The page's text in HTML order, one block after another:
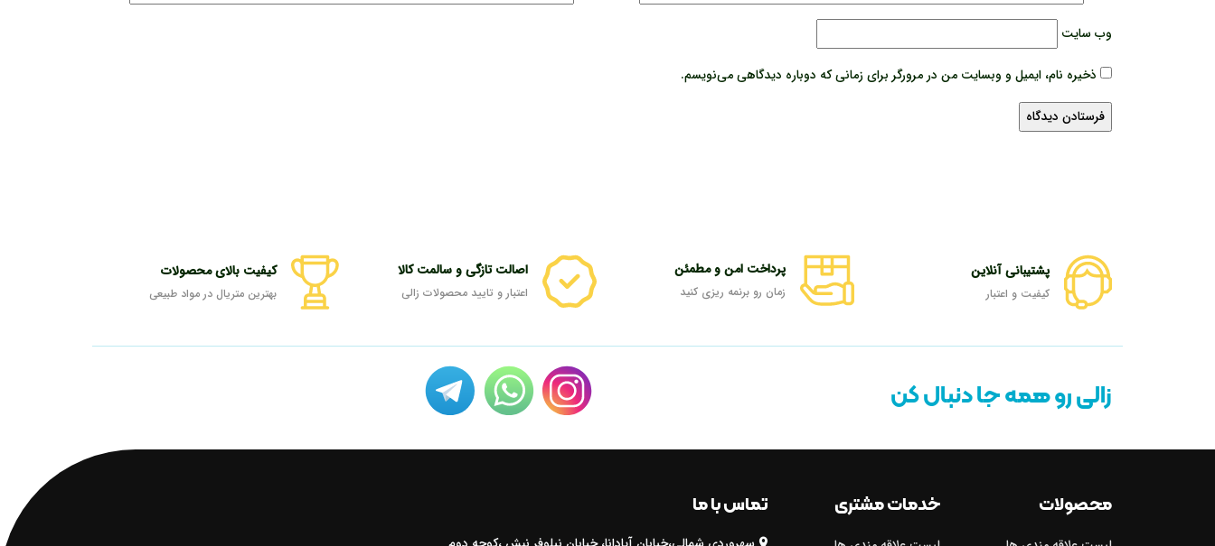
وب‌ سایت
ذخیره نام، ایمیل و وبسایت من در مرورگر برای زمانی که دوباره دیدگاهی می‌نویسم.
پشتیبانی آنلاین
کیفیت و اعتبار
پرداخت امن و مطمئن
زمان رو برنمه ریزی کنید
اصالت تازگی و سالمت کالا
اعتبار و تایید محصولات زالی
کیفیت بالای محصولات
بهترین متریال در مواد طبیعی
زالی رو همه جا دنبال کن
محصولات خدمات مشتری تماس با ما
